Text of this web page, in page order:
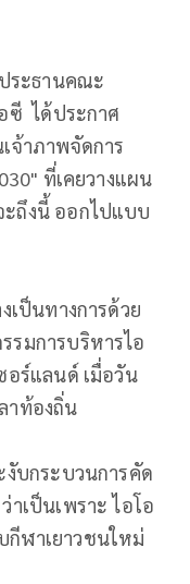
ระธานคณะ
ซี ได้ประกาศ
จ้าภาพจัดการ
ที่เคยวางแผน
ะถึงนี้ ออกไปแบบ
เป็นทางการด้วย
รมการบริหารไอ
อร์แลนด์ เมื่อวัน
าท้องถิ่น
งับกระบวนการคัด
าเป็นเพราะ ไอโอ
กีฬาเยาวชนใหม่